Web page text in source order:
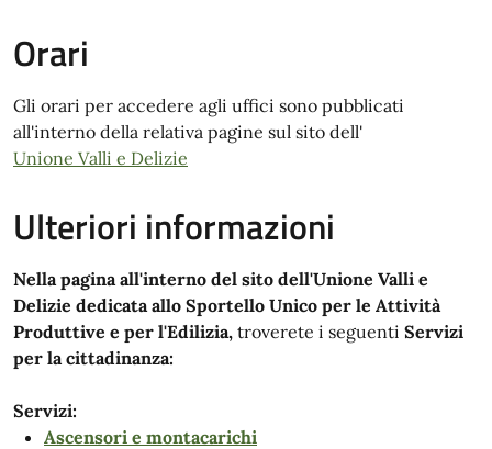
Orari
Gli orari per accedere agli uffici sono pubblicati
all'interno della relativa pagine sul sito dell'
Unione Valli e Delizie
Ulteriori informazioni
Nella pagina all'interno del sito dell'Unione Valli e
Delizie dedicata allo Sportello Unico per le Attività
Produttive e per l'Edilizia, troverete i seguenti Servizi
per la cittadinanza:
Servizi:
Ascensori e montacarichi